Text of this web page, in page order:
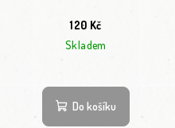
120 Kč
Skladem
Do košíku